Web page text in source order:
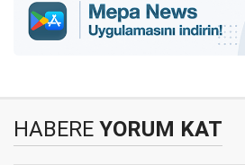
HABERE YORUM KAT